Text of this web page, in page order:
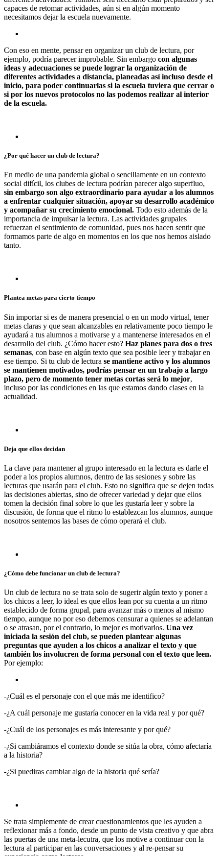
capaces de retomar actividades, aún si en algún momento
necesitamos dejar la escuela nuevamente.
Con eso en mente, pensar en organizar un club de lectura, por
ejemplo, podría parecer improbable. Sin embargo con algunas
ideas y adecuaciones se puede lograr la organización de
diferentes actividades a distancia, planeadas así incluso desde el
inicio, para poder continuarlas si la escuela tuviera que cerrar o
si por los nuevos protocolos no las podemos realizar al interior
de la escuela.
¿Por qué hacer un club de lectura?
En medio de una pandemia global o sencillamente en un contexto
social difícil, los clubes de lectura podrían parecer algo superfluo,
sin embargo son algo extraordinario para ayudar a los alumnos
a enfrentar cualquier situación, apoyar su desarrollo académico
y acompañar su crecimiento emocional. Todo esto además de la
importancia de impulsar la lectura. Las actividades grupales
refuerzan el sentimiento de comunidad, pues nos hacen sentir que
formamos parte de algo en momentos en los que nos hemos aislado
tanto.
Plantea metas para cierto tiempo
Sin importar si es de manera presencial o en un modo virtual, tener
metas claras y que sean alcanzables en relativamente poco tiempo le
ayudará a tus alumnos a motivarse y a mantenerse interesados en el
desarrollo del club. ¿Cómo hacer esto? Haz planes para dos o tres
semanas, con base en algún texto que sea posible leer y trabajar en
ese tiempo. Si tu club de lectura se mantiene activo y los alumnos
se mantienen motivados, podrías pensar en un trabajo a largo
plazo, pero de momento tener metas cortas será lo mejor,
incluso por las condiciones en las que estamos dando clases en la
actualidad.
Deja que ellos decidan
La clave para mantener al grupo interesado en la lectura es darle el
poder a los propios alumnos, dentro de las sesiones y sobre las
lecturas que usarán para el club. Esto no significa que se dejen todas
las decisiones abiertas, sino de ofrecer variedad y dejar que ellos
tomen la decisión final sobre lo que les gustaría leer y sobre la
discusión, de forma que el ritmo lo establezcan los alumnos, aunque
nosotros sentemos las bases de cómo operará el club.
¿Cómo debe funcionar un club de lectura?
Un club de lectura no se trata solo de sugerir algún texto y poner a
los chicos a leer, lo ideal es que ellos lean por su cuenta a un ritmo
establecido de forma grupal, para avanzar más o menos al mismo
tiempo, aunque no por eso debemos censurar a quienes se adelantan
o se atrasan, por el contrario, lo mejor es motivarlos. Una vez
iniciada la sesión del club, se pueden plantear algunas
preguntas que ayuden a los chicos a analizar el texto y que
también los involucren de forma personal con el texto que leen.
Por ejemplo:
-¿Cuál es el personaje con el que más me identifico?
-¿A cuál personaje me gustaría conocer en la vida real y por qué?
-¿Cuál de los personajes es más interesante y por qué?
-¿Si cambiáramos el contexto donde se sitúa la obra, cómo afectaría
a la historia?
-¿Si puediras cambiar algo de la historia qué sería?
Se trata simplemente de crear cuestionamientos que les ayuden a
reflexionar más a fondo, desde un punto de vista creativo y que abra
las puertas de una meta-lecutra, que los motive a continuar con la
lectura al participar en las conversaciones y al re-pensar su